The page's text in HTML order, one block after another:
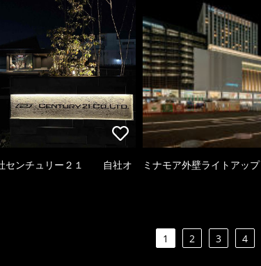
センチュリー２１ 自社オ ミナモア外壁ライトアップ
1 2 3 4